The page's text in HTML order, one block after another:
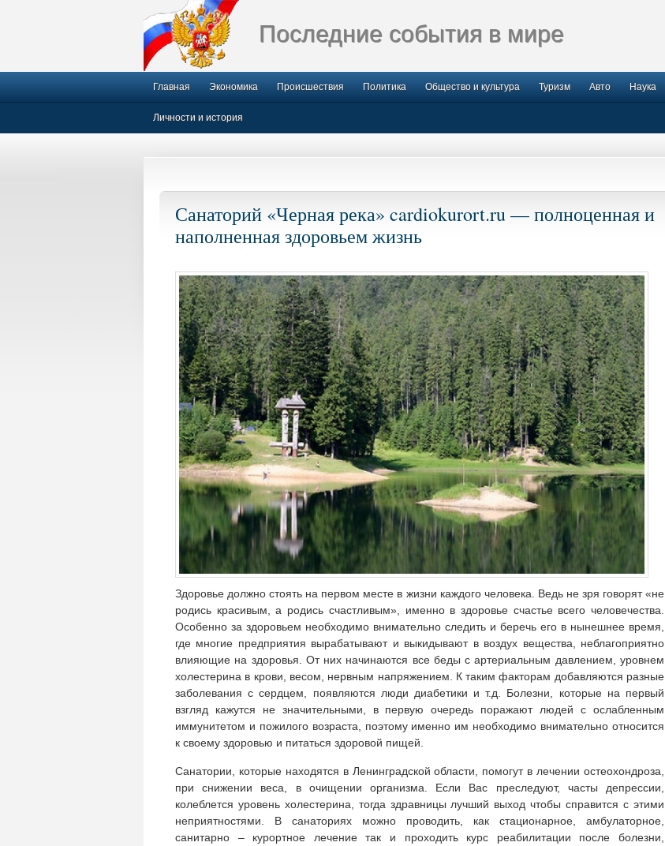
Последние события в мире
Главная Экономика Происшествия Политика Общество и культура Туризм Авто Наука
Личности и история
Санаторий «Черная река» cardiokurort.ru — полноценная и
наполненная здоровьем жизнь
Здоровье должно стоять на первом месте в жизни каждого человека. Ведь не зря говорят «не
родись красивым, а родись счастливым», именно в здоровье счастье всего человечества.
Особенно за здоровьем необходимо внимательно следить и беречь его в нынешнее время,
где многие предприятия вырабатывают и выкидывают в воздух вещества, неблагоприятно
влияющие на здоровья. От них начинаются все беды с артериальным давлением, уровнем
холестерина в крови, весом, нервным напряжением. К таким факторам добавляются разные
заболевания с сердцем, появляются люди диабетики и т.д. Болезни, которые на первый
взгляд кажутся не значительными, в первую очередь поражают людей с ослабленным
иммунитетом и пожилого возраста, поэтому именно им необходимо внимательно относится
к своему здоровью и питаться здоровой пищей.
Санатории, которые находятся в Ленинградской области, помогут в лечении остеохондроза,
при снижении веса, в очищении организма. Если Вас преследуют, часты депрессии,
колеблется уровень холестерина, тогда здравницы лучший выход чтобы справится с этими
неприятностями. В санаториях можно проводить, как стационарное, амбулаторное,
санитарно – курортное лечение так и проходить курс реабилитации после болезни,